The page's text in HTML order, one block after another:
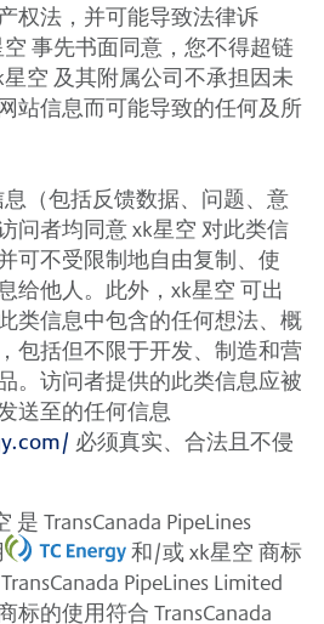
权法，并可能导致法律诉
事先书面同意，您不得超链
空 及其附属公司不承担因未
站信息而可能导致的任何及所
（包括反馈数据、问题、意
问者均同意 xk星空 对此类信
可不受限制地自由复制、使
给他人。此外，xk星空 可出
类信息中包含的任何想法、概
包括但不限于开发、制造和营
。访问者提供的此类信息应被
送至的任何信息
必须真实、合法且不侵
是 TransCanada PipeLines
和/或 xk星空 商标
PipeLines Limited
标的使用符合 TransCanada